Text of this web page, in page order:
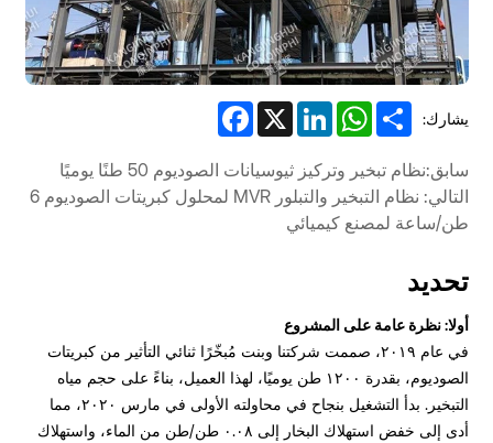
يشارك: Facebook X
LinkedIn
WhatsAppShare
سابق:نظام تبخير وتركيز ثيوسيانات الصوديوم 50 طنًا يوميًا
التالي: نظام التبخير والتبلور MVR لمحلول كبريتات الصوديوم 6
طن/ساعة لمصنع كيميائي
تحديد
أولا: نظرة عامة على المشروع
في عام ٢٠١٩، صممت شركتنا وبنت مُبخّرًا ثنائي التأثير من كبريتات
الصوديوم، بقدرة ١٢٠٠ طن يوميًا، لهذا العميل، بناءً على حجم مياه
التبخير. بدأ التشغيل بنجاح في محاولته الأولى في مارس ٢٠٢٠، مما
أدى إلى خفض استهلاك البخار إلى ٠.٠٨ طن/طن من الماء، واستهلاك